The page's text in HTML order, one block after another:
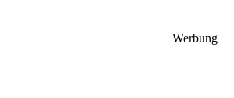
Werbung